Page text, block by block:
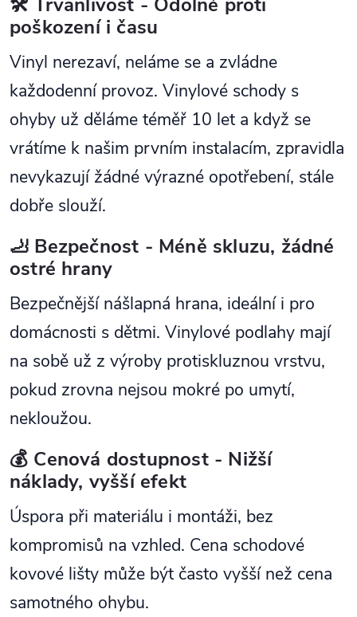
poškození i času
Vinyl nerezaví, neláme se a zvládne
každodenní provoz. Vinylové schody s
ohyby už děláme téměř 10 let a když se
vrátíme k našim prvním instalacím, zpravidla
nevykazují žádné výrazné opotřebení, stále
dobře slouží.
🦶 Bezpečnost - Méně skluzu, žádné
ostré hrany
Bezpečnější nášlapná hrana, ideální i pro
domácnosti s dětmi. Vinylové podlahy mají
na sobě už z výroby protiskluznou vrstvu,
pokud zrovna nejsou mokré po umytí,
nekloužou.
💰 Cenová dostupnost - Nižší
náklady, vyšší efekt
Úspora při materiálu i montáži, bez
kompromisů na vzhled. Cena schodové
kovové lišty může být často vyšší než cena
samotného ohybu.